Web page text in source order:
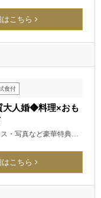
はこちら
食付
人婚◆料理×おも
ス・写真など豪華特典…
はこちら